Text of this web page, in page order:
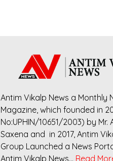
Antim Vikalp News a Monthly
Magazine, which founded in
No:UPHIN/10651/2003) by Mr.
Saxena and in 2017, Antim
Group Launched a News
Antim Vikalp News… Read